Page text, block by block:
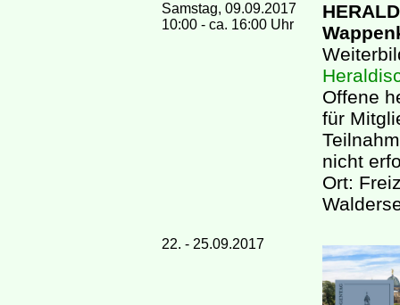
Samstag, 09.09.2017
10:00 - ca. 16:00 Uhr
Offene
für
nicht
Ort:
22. - 25.09.2017